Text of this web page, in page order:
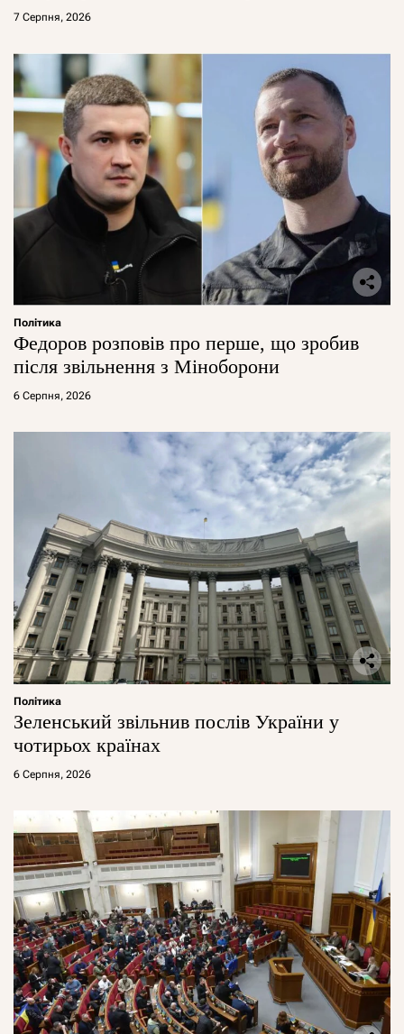
7 Серпня, 2026
Політика
Федоров розповів про перше, що зробив
після звільнення з Міноборони
6 Серпня, 2026
Політика
Зеленський звільнив послів України у
чотирьох країнах
6 Серпня, 2026